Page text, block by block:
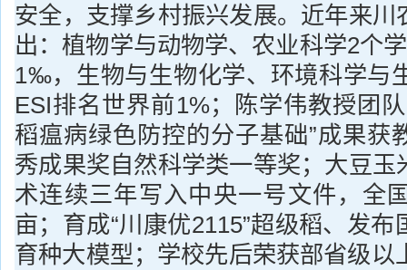
安全，支撑乡村振兴发展。近年来川
出：植物学与动物学、农业科学2个
1‰，生物与生物化学、环境科学与
ESI排名世界前1%；陈学伟教授团
稻瘟病绿色防控的分子基础”成果获
秀成果奖自然科学类一等奖；大豆玉
术连续三年写入中央一号文件，全
亩；育成“川康优2115”超级稻、发
育种大模型；学校先后荣获部省级以